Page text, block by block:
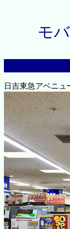
モ
日吉東急アベニュ